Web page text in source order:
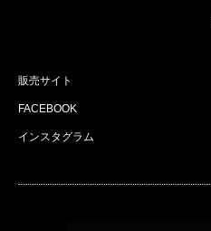
販売サイト
FACEBOOK
インスタグラム